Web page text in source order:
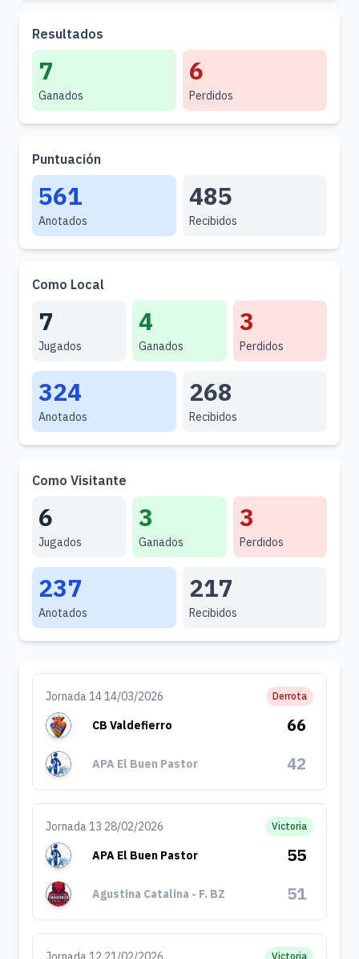
Resultados
7
Ganados
6
Perdidos
Puntuación
561
Anotados
485
Recibidos
Como Local
7
Jugados
4
Ganados
3
Perdidos
324
Anotados
268
Recibidos
Como Visitante
6
Jugados
3
Ganados
3
Perdidos
237
Anotados
217
Recibidos
Jornada 14 14/03/2026 Derrota
CB Valdefierro 66
APA El Buen Pastor 42
Jornada 13 28/02/2026 Victoria
APA El Buen Pastor 55
Agustina Catalina - F. BZ 51
Victoria